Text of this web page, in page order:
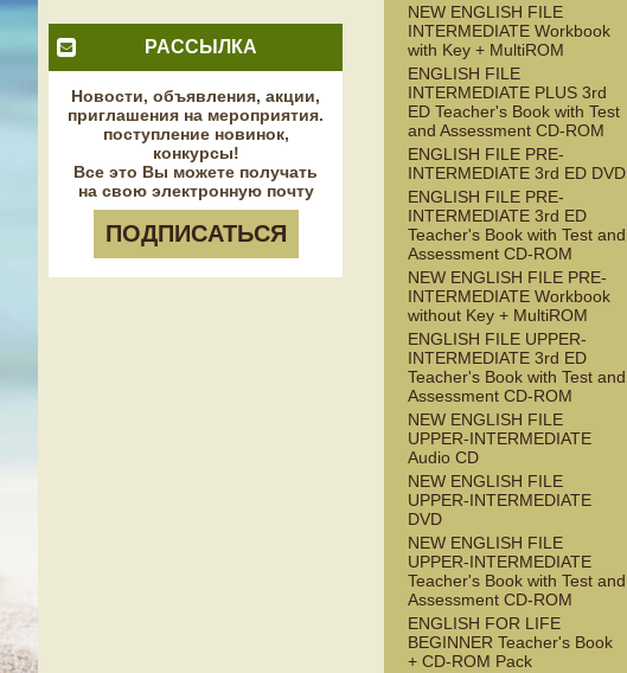
РАССЫЛКА
Новости, объявления, акции,
приглашения на мероприятия.
поступление новинок,
конкурсы!
Все это Вы можете получать
на свою электронную почту
ПОДПИСАТЬСЯ
NEW ENGLISH FILE
INTERMEDIATE Workbook
with Key + MultiROM
ENGLISH FILE
INTERMEDIATE PLUS 3rd
ED Teacher's Book with Test
and Assessment CD-ROM
ENGLISH FILE PRE-
INTERMEDIATE 3rd ED DVD
ENGLISH FILE PRE-
INTERMEDIATE 3rd ED
Teacher's Book with Test and
Assessment CD-ROM
NEW ENGLISH FILE PRE-
INTERMEDIATE Workbook
without Key + MultiROM
ENGLISH FILE UPPER-
INTERMEDIATE 3rd ED
Teacher's Book with Test and
Assessment CD-ROM
NEW ENGLISH FILE
UPPER-INTERMEDIATE
Audio CD
NEW ENGLISH FILE
UPPER-INTERMEDIATE
DVD
NEW ENGLISH FILE
UPPER-INTERMEDIATE
Teacher's Book with Test and
Assessment CD-ROM
ENGLISH FOR LIFE
BEGINNER Teacher's Book
+ CD-ROM Pack